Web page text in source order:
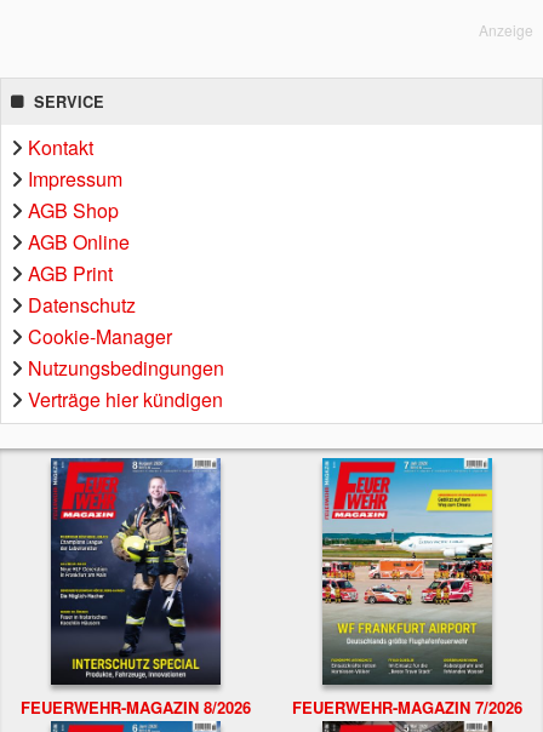
Anzeige
SERVICE
Kontakt
Impressum
AGB Shop
AGB Online
AGB Print
Datenschutz
Cookie-Manager
Nutzungsbedingungen
Verträge hier kündigen
FEUERWEHR-MAGAZIN 8/2026 FEUERWEHR-MAGAZIN 7/2026